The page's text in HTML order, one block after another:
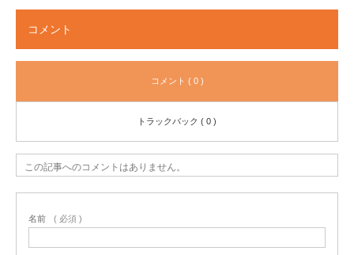
コメント
コメント ( 0 )
トラックバック ( 0 )
この記事へのコメントはありません。
名前 ( 必須 )